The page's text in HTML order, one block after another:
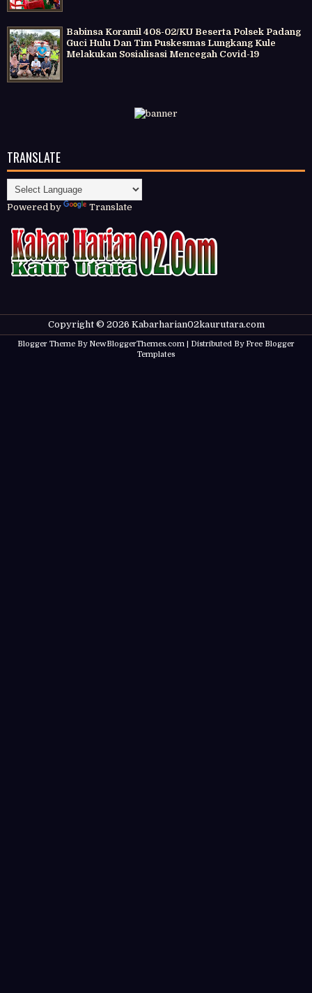
Babinsa Koramil 408-02/KU Beserta Polsek Padang
Guci Hulu Dan Tim Puskesmas Lungkang Kule
Melakukan Sosialisasi Mencegah Covid-19
TRANSLATE
Powered by Translate
Copyright © 2026 Kabarharian02kaurutara.com
Blogger Theme By NewBloggerThemes.com | Distributed ByFree Blogger
Templates